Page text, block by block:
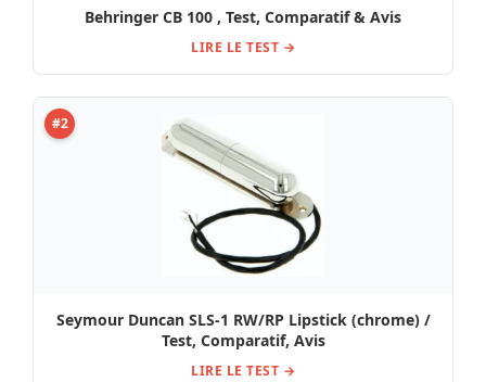
Behringer CB 100 , Test, Comparatif & Avis
LIRE LE TEST →
#2
Seymour Duncan SLS-1 RW/RP Lipstick (chrome) /
Test, Comparatif, Avis
LIRE LE TEST →